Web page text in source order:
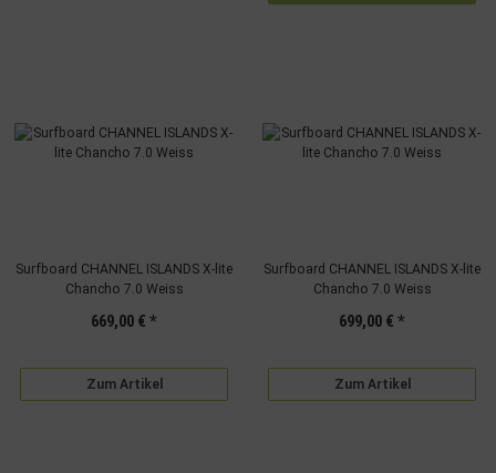
Surfboard CHANNEL ISLANDS X-lite
Chancho 7.0 Weiss
669,00 € *
Zum Artikel
Surfboard CHANNEL ISLANDS X-lite
Chancho 7.0 Weiss
699,00 € *
Zum Artikel